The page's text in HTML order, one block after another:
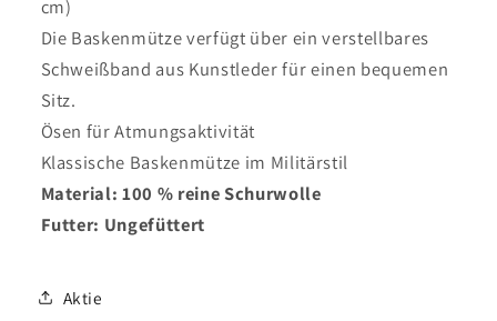
cm)
Die Baskenmütze verfügt über ein verstellbares
Schweißband aus Kunstleder für einen bequemen
Sitz.
Ösen für Atmungsaktivität
Klassische Baskenmütze im Militärstil
Material: 100 % reine Schurwolle
Futter: Ungefüttert
Aktie